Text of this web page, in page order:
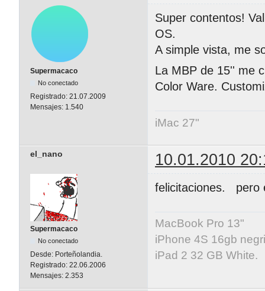
Supermacaco
No conectado
Registrado: 21.07.2009
Mensajes: 1.540
Super contentos!
OS.
A simple vista, me
La MBP de 15'' me
Color Ware.
iMac 27"
el_nano 10.01.2010
Supermacaco
No conectado
Desde: Porteñolandia.
Registrado: 22.06.2006
Mensajes: 2.353
felicitaciones. pero
MacBook Pro 13"
iPhone 4S 16gb
iPad 2 32 GB White.